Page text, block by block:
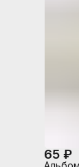
65 ₽